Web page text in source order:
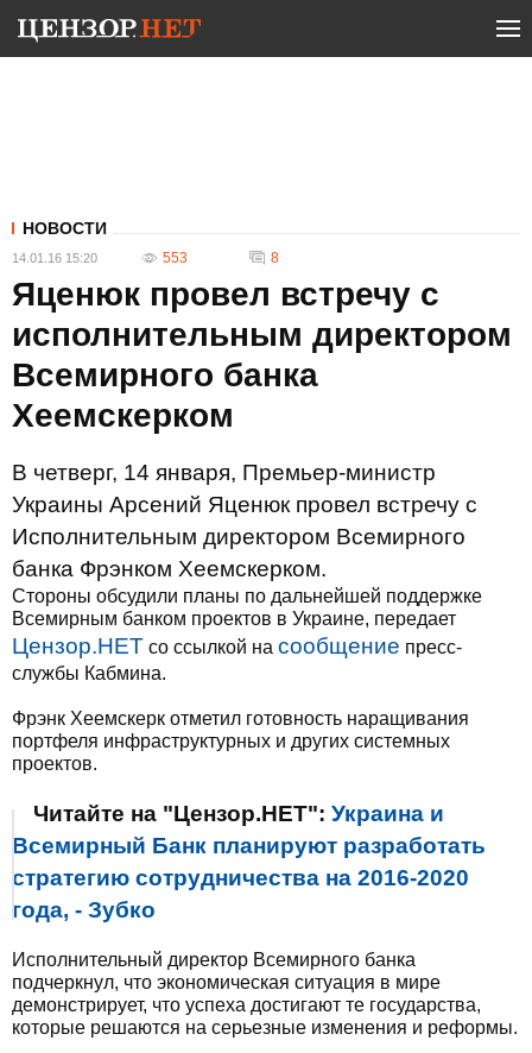
НОВОСТИ
14.01.16 15:20 553 8
Яценюк провел встречу с
исполнительным директором
Всемирного банка
Хеемскерком
В четверг, 14 января, Премьер-министр
Украины Арсений Яценюк провел встречу с
Исполнительным директором Всемирного
банка Фрэнком Хеемскерком.
Стороны обсудили планы по дальнейшей поддержке
Всемирным банком проектов в Украине, передает
Цензор.НЕТ со ссылкой на сообщение пресс-
службы Кабмина.
Фрэнк Хеемскерк отметил готовность наращивания
портфеля инфраструктурных и других системных
проектов.
Читайте на "Цензор.НЕТ": Украина и
Всемирный Банк планируют разработать
стратегию сотрудничества на 2016-2020
года, - Зубко
Исполнительный директор Всемирного банка
подчеркнул, что экономическая ситуация в мире
демонстрирует, что успеха достигают те государства,
которые решаются на серьезные изменения и реформы.